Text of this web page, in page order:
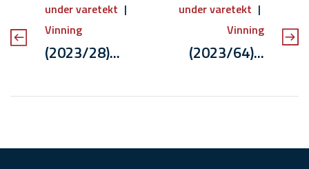
under varetekt
Vinning
(2023/28)...
under varetekt
Vinning
(2023/64)...